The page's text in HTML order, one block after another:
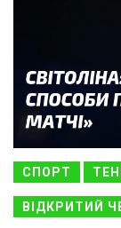
СПОРТ
ВІДКРИТИЙ